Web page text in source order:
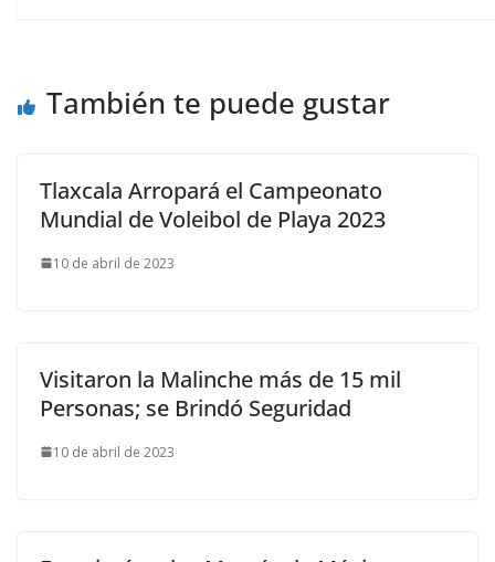
También te puede gustar
Tlaxcala Arropará el Campeonato
Mundial de Voleibol de Playa 2023
10 de abril de 2023
Visitaron la Malinche más de 15 mil
Personas; se Brindó Seguridad
10 de abril de 2023